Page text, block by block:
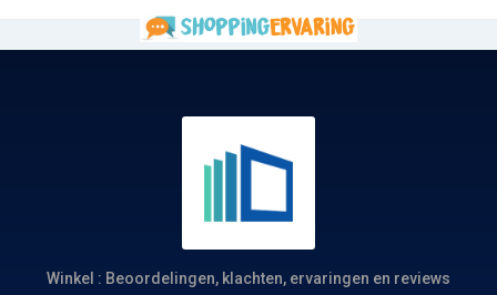
Winkel : Beoordelingen, klachten, ervaringen en reviews